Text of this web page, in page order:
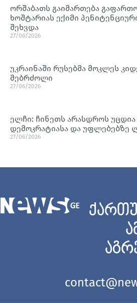
ორშაბათს გაიმართება
ხოშტარიას ექიმი
შეხვდა
27/06/2026
უკრაინაში რუსებმა მოკლეს
მებრძოლი
27/06/2026
ელჩი: ჩინეთს არასდროს
დემოკრატიასა და უფლებებზე
27/06/2026